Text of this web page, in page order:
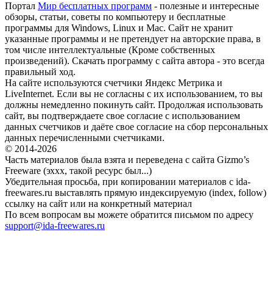
Портал Мир бесплатных программ - полезные и интересные
обзоры, статьи, советы по компьютеру и бесплатные
программы для Windows, Linux и Mac. Сайт не хранит
указанные программы и не претендует на авторские права, в
том числе интеллектуальные (Кроме собственных
произведений). Скачать программу с сайта автора - это всегда
правильный ход.
На сайте используются счетчики Яндекс Метрика и
LiveInternet. Если вы не согласны с их использованием, то вы
должны немедленно покинуть сайт. Продолжая использовать
сайт, вы подтверждаете свое согласие с использованием
данных счетчиков и даёте свое согласие на сбор персональных
данных перечисленными счетчиками.
© 2014-2026
Часть материалов была взята и переведена с сайта Gizmo’s
Freeware (эххх, такой ресурс был...)
Убедительная просьба, при копировании материалов с ida-
freewares.ru выставлять прямую индексируемую (index, follow)
ссылку на сайт или на конкретный материал
По всем вопросам вы можете обратится письмом по адресу
support@ida-freewares.ru